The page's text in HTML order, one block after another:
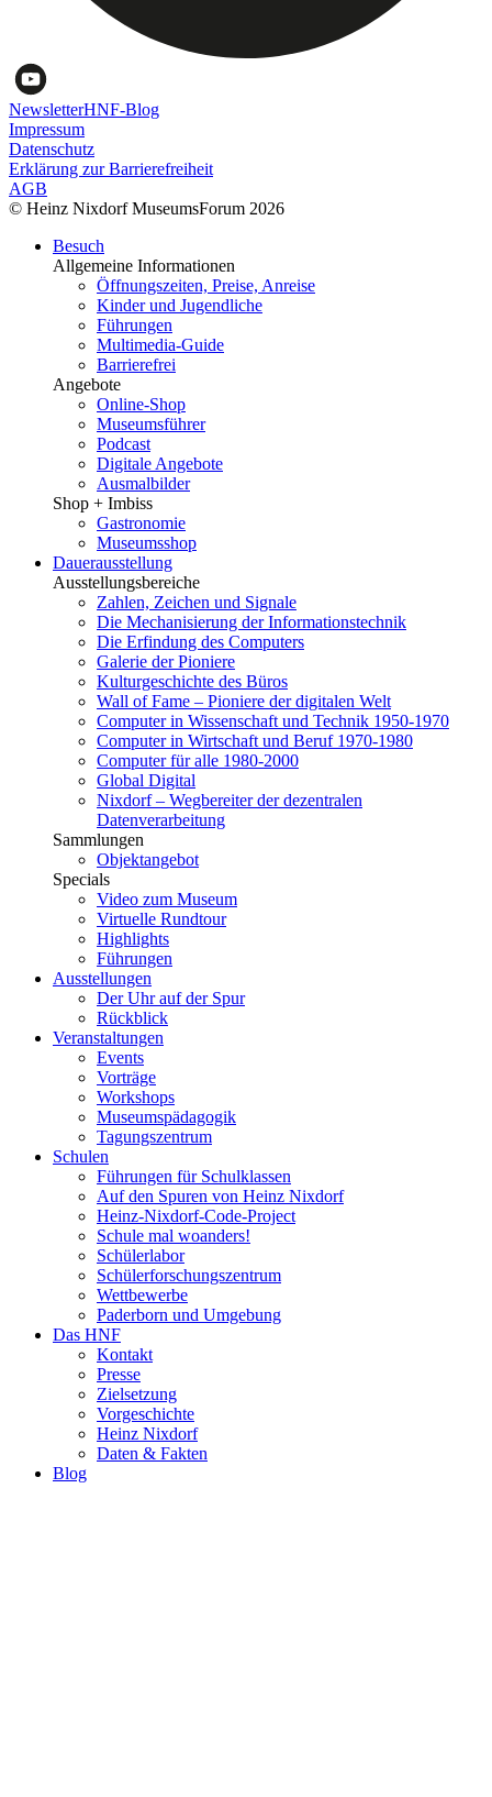
NewsletterHNF-Blog
Impressum
Datenschutz
Erklärung zur Barrierefreiheit
AGB
© Heinz Nixdorf MuseumsForum 2026
Besuch
Allgemeine Informationen
Öffnungszeiten, Preise, Anreise
Kinder und Jugendliche
Führungen
Multimedia-Guide
Barrierefrei
Angebote
Online-Shop
Museumsführer
Podcast
Digitale Angebote
Ausmalbilder
Shop + Imbiss
Gastronomie
Museumsshop
Dauerausstellung
Ausstellungsbereiche
Zahlen, Zeichen und Signale
Die Mechanisierung der Informationstechnik
Die Erfindung des Computers
Galerie der Pioniere
Kulturgeschichte des Büros
Wall of Fame – Pioniere der digitalen Welt
Computer in Wissenschaft und Technik 1950-1970
Computer in Wirtschaft und Beruf 1970-1980
Computer für alle 1980-2000
Global Digital
Nixdorf – Wegbereiter der dezentralen
Datenverarbeitung
Sammlungen
Objektangebot
Specials
Video zum Museum
Virtuelle Rundtour
Highlights
Führungen
Ausstellungen
Der Uhr auf der Spur
Rückblick
Veranstaltungen
Events
Vorträge
Workshops
Museumspädagogik
Tagungszentrum
Schulen
Führungen für Schulklassen
Auf den Spuren von Heinz Nixdorf
Heinz-Nixdorf-Code-Project
Schule mal woanders!
Schülerlabor
Schülerforschungszentrum
Wettbewerbe
Paderborn und Umgebung
Das HNF
Kontakt
Presse
Zielsetzung
Vorgeschichte
Heinz Nixdorf
Daten & Fakten
Blog